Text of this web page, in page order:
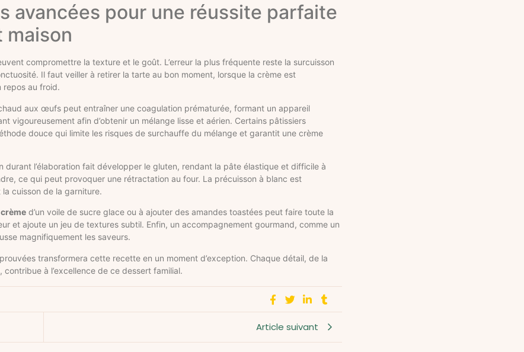
avancées pour une réussite parfaite
maison
compromettre la texture et le goût. L’erreur la plus fréquente reste la surcuisson
Il faut veiller à retirer la tarte au bon moment, lorsque la crème est
repos au froid.
aux œufs peut entraîner une coagulation prématurée, formant un appareil
vigoureusement afin d’obtenir un mélange lisse et aérien. Certains pâtissiers
douce qui limite les risques de surchauffe du mélange et garantit une crème
l’élaboration fait développer le gluten, rendant la pâte élastique et difficile à
ce qui peut provoquer une rétractation au four. La précuisson à blanc est
cuisson de la garniture.
d’un voile de sucre glace ou à ajouter des amandes toastées peut faire toute la
et ajoute un jeu de textures subtil. Enfin, un accompagnement gourmand, comme un
magnifiquement les saveurs.
transformera cette recette en un moment d’exception. Chaque détail, de la
à l’excellence de ce dessert familial.
Article suivant